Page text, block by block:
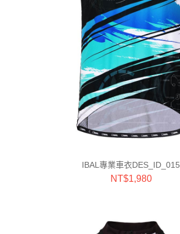
IBAL專業車衣DES_ID_015
NT$1,980